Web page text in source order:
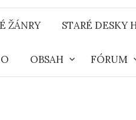
ŽÁNRY STARÉ DESKY
OBSAH FÓRUM